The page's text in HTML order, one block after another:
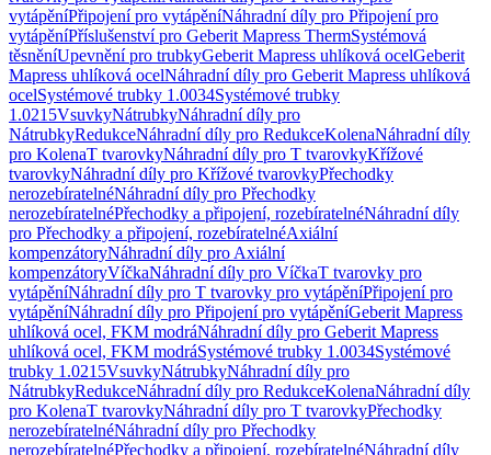
vytápěníPřipojení pro vytápěníNáhradní díly pro Připojení pro
vytápěníPříslušenství pro Geberit Mapress ThermSystémová
těsněníUpevnění pro trubkyGeberit Mapress uhlíková ocelGeberit
Mapress uhlíková ocelNáhradní díly pro Geberit Mapress uhlíková
ocelSystémové trubky 1.0034Systémové trubky
1.0215VsuvkyNátrubkyNáhradní díly pro
NátrubkyRedukceNáhradní díly pro RedukceKolenaNáhradní díly
pro KolenaT tvarovkyNáhradní díly pro T tvarovkyKřížové
tvarovkyNáhradní díly pro Křížové tvarovkyPřechodky
nerozebíratelnéNáhradní díly pro Přechodky
nerozebíratelnéPřechodky a připojení, rozebíratelnéNáhradní díly
pro Přechodky a připojení, rozebíratelnéAxiální
kompenzátoryNáhradní díly pro Axiální
kompenzátoryVíčkaNáhradní díly pro VíčkaT tvarovky pro
vytápěníNáhradní díly pro T tvarovky pro vytápěníPřipojení pro
vytápěníNáhradní díly pro Připojení pro vytápěníGeberit Mapress
uhlíková ocel, FKM modráNáhradní díly pro Geberit Mapress
uhlíková ocel, FKM modráSystémové trubky 1.0034Systémové
trubky 1.0215VsuvkyNátrubkyNáhradní díly pro
NátrubkyRedukceNáhradní díly pro RedukceKolenaNáhradní díly
pro KolenaT tvarovkyNáhradní díly pro T tvarovkyPřechodky
nerozebíratelnéNáhradní díly pro Přechodky
nerozebíratelnéPřechodky a připojení, rozebíratelnéNáhradní díly